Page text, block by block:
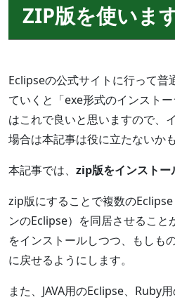
ZIP版を使いま
Eclipseの公式サイトに行って普
ていくと「exe形式のインスト
はこれで良いと思いますので、
場合は本記事は役に立たないか
本記事では、 zip版をインストー
zip版にすることで複数の
ンのEclipse）を同居させるこ
をインストールしつつ、もしも
に戻せるようにします。
また、JAVA用のEclipse、Ruby